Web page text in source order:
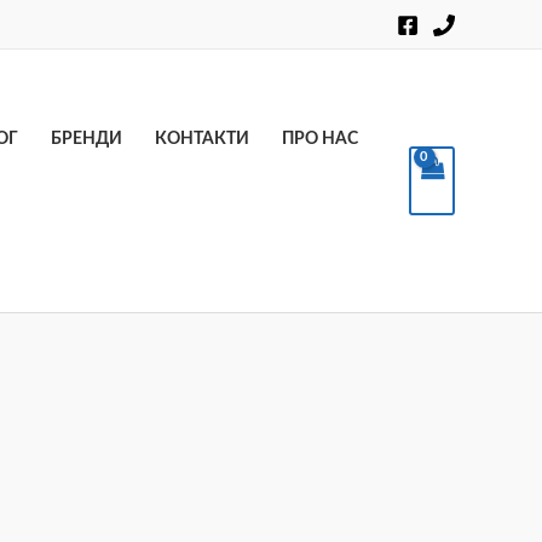
БРЕНДИ КОНТАКТИ ПРО НАС